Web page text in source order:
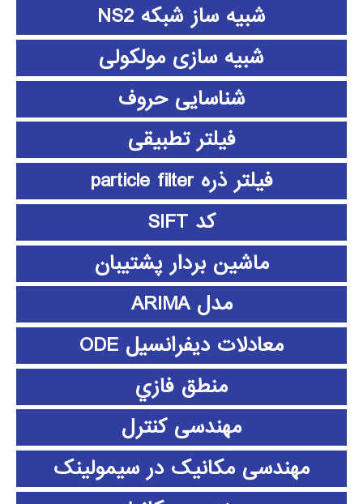
شبیه ساز شبکه NS2
شبیه سازی مولکولی
شناسایی حروف
فیلتر تطبیقی
فیلتر ذره particle filter
کد SIFT
ماشین بردار پشتیبان
مدل ARIMA
معادلات دیفرانسیل ODE
منطق فازي
مهندسی کنترل
مهندسی مکانیک در سیمولینک